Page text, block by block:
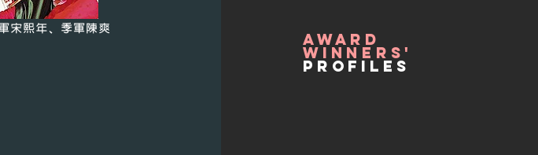
宋熙年、季軍陳爽
award
winners'
profiles